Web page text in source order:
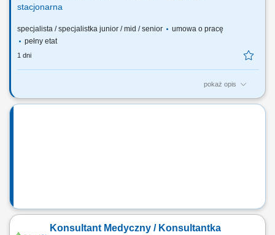
stacjonarna
specjalista / specjalistka junior / mid / senior
umowa o pracę
pełny etat
1 dni
pokaż opis
Czego możesz się spodziewać? dynamiki pracy – z jednej strony
Konsultant Medyczny / Konsultantka